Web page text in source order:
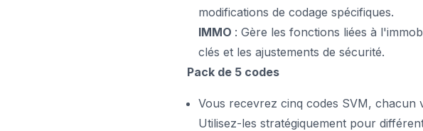
modifications de codage spécifiques.
IMMO : Gère les fonctions liées à
clés et les ajustements de sécurité.
Pack de 5 codes
Vous recevrez cinq codes SVM, chacun
Utilisez-les stratégiquement pour